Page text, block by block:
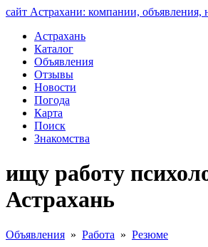
сайт Астрахани: компании, объявления,
Астрахань
Каталог
Объявления
Отзывы
Новости
Погода
Карта
Поиск
Знакомства
ищу работу
Астрахань
Объявления » Работа » Резюме